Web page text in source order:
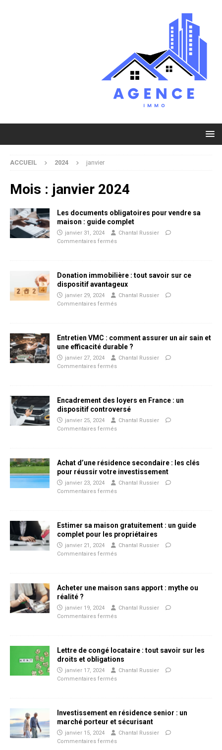
ACCUEIL 2024 janvier
Mois : janvier 2024
Les documents obligatoires pour vendre sa
maison : guide complet
janvier 31, 2024
Chantal Russier
Commentaires fermés
Donation immobilière : tout savoir sur ce
dispositif avantageux
janvier 29, 2024
Chantal Russier
Commentaires fermés
Entretien VMC : comment assurer un air sain et
une efficacité durable ?
janvier 27, 2024
Chantal Russier
Commentaires fermés
Encadrement des loyers en France : un
dispositif controversé
janvier 25, 2024
Chantal Russier
Commentaires fermés
Achat d’une résidence secondaire : les clés
pour réussir votre investissement
janvier 23, 2024
Chantal Russier
Commentaires fermés
Estimer sa maison gratuitement : un guide
complet pour les propriétaires
janvier 21, 2024
Chantal Russier
Commentaires fermés
Acheter une maison sans apport : mythe ou
réalité ?
janvier 19, 2024
Chantal Russier
Commentaires fermés
Lettre de congé locataire : tout savoir sur les
droits et obligations
janvier 17, 2024
Chantal Russier
Commentaires fermés
Investissement en résidence senior : un
marché porteur et sécurisant
janvier 15, 2024
Chantal Russier
Commentaires fermés